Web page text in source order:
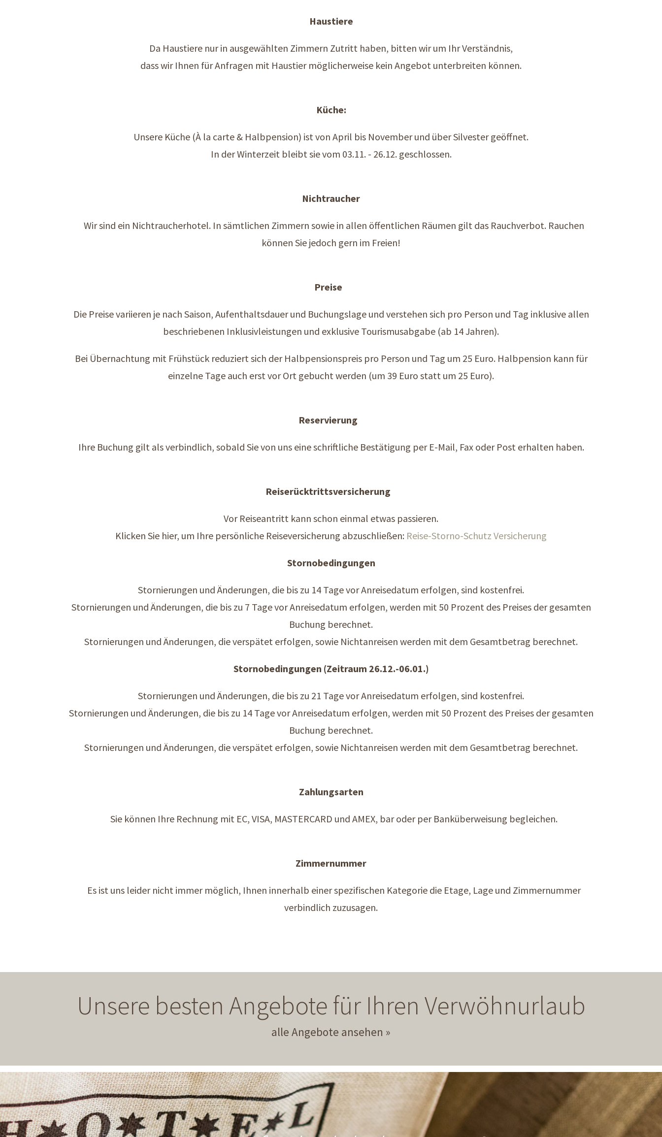
Haustiere
Da Haustiere nur in ausgewählten Zimmern Zutritt haben, bitten wir um Ihr Verständnis,
dass wir Ihnen für Anfragen mit Haustier möglicherweise kein Angebot unterbreiten können.
Küche:
Unsere Küche (À la carte & Halbpension) ist von April bis November und über Silvester geöffnet.
In der Winterzeit bleibt sie vom 03.11. - 26.12. geschlossen.
Nichtraucher
Wir sind ein Nichtraucherhotel. In sämtlichen Zimmern sowie in allen öffentlichen Räumen gilt das Rauchverbot. Rauchen
können Sie jedoch gern im Freien!
Preise
Die Preise variieren je nach Saison, Aufenthaltsdauer und Buchungslage und verstehen sich pro Person und Tag inklusive allen
beschriebenen Inklusivleistungen und exklusive Tourismusabgabe (ab 14 Jahren).
Bei Übernachtung mit Frühstück reduziert sich der Halbpensionspreis pro Person und Tag um 25 Euro. Halbpension kann für
einzelne Tage auch erst vor Ort gebucht werden (um 39 Euro statt um 25 Euro).
Reservierung
Ihre Buchung gilt als verbindlich, sobald Sie von uns eine schriftliche Bestätigung per E-Mail, Fax oder Post erhalten haben.
Reiserücktrittsversicherung
Vor Reiseantritt kann schon einmal etwas passieren.
Klicken Sie hier, um Ihre persönliche Reiseversicherung abzuschließen: Reise-Storno-Schutz Versicherung
Stornobedingungen
Stornierungen und Änderungen, die bis zu 14 Tage vor Anreisedatum erfolgen, sind kostenfrei.
Stornierungen und Änderungen, die bis zu 7 Tage vor Anreisedatum erfolgen, werden mit 50 Prozent des Preises der gesamten
Buchung berechnet.
Stornierungen und Änderungen, die verspätet erfolgen, sowie Nichtanreisen werden mit dem Gesamtbetrag berechnet.
Stornobedingungen (Zeitraum 26.12.-06.01.)
Stornierungen und Änderungen, die bis zu 21 Tage vor Anreisedatum erfolgen, sind kostenfrei.
Stornierungen und Änderungen, die bis zu 14 Tage vor Anreisedatum erfolgen, werden mit 50 Prozent des Preises der gesamten
Buchung berechnet.
Stornierungen und Änderungen, die verspätet erfolgen, sowie Nichtanreisen werden mit dem Gesamtbetrag berechnet.
Zahlungsarten
Sie können Ihre Rechnung mit EC, VISA, MASTERCARD und AMEX, bar oder per Banküberweisung begleichen.
Zimmernummer
Es ist uns leider nicht immer möglich, Ihnen innerhalb einer spezifischen Kategorie die Etage, Lage und Zimmernummer
verbindlich zuzusagen.
Unsere besten Angebote für Ihren Verwöhnurlaub
alle Angebote ansehen